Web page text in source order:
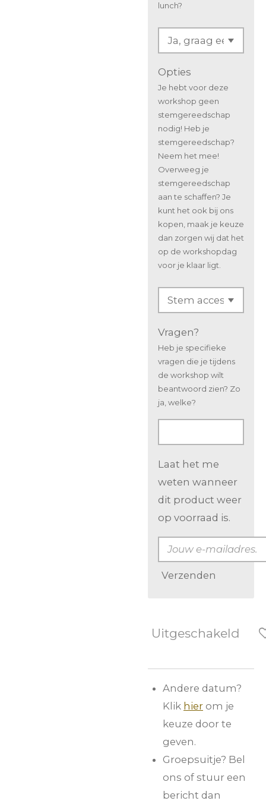
lunch?
Opties
Je hebt voor deze
workshop geen
stemgereedschap
nodig! Heb je
stemgereedschap?
Neem het mee!
Overweeg je
stemgereedschap
aan te schaffen? Je
kunt het ook bij ons
kopen, maak je keuze
dan zorgen wij dat het
op de workshopdag
voor je klaar ligt.
Vragen?
Heb je specifieke
vragen die je tijdens
de workshop wilt
beantwoord zien? Zo
ja, welke?
Laat het me
weten wanneer
dit product weer
op voorraad is.
Verzenden
Uitgeschakeld
Andere datum?
Klik hier om je
keuze door te
geven.
Groepsuitje? Bel
ons of stuur een
bericht dan